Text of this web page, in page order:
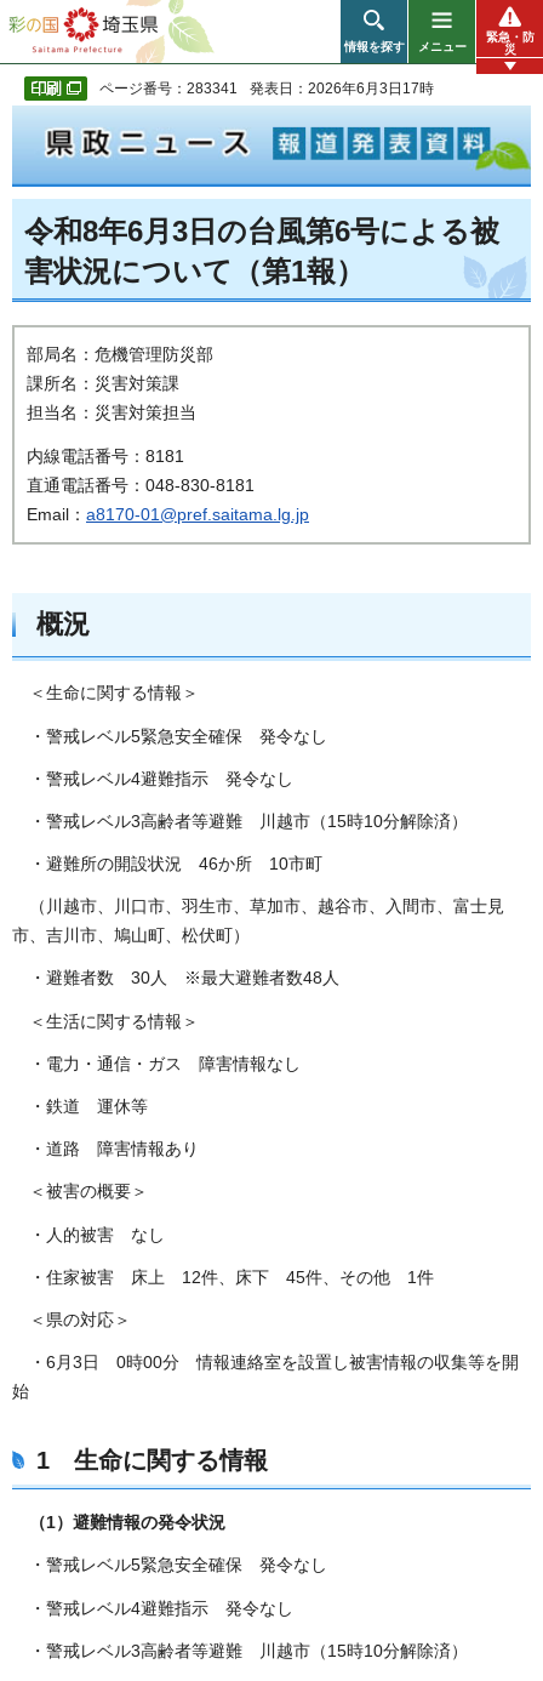
彩の国 埼玉県
情報を探す メニュー
緊急・防
災
ページ番号：283341 発表日：2026年6月3日17時
令和8年6月3日の台風第6号による被
害状況について（第1報）
部局名：危機管理防災部
課所名：災害対策課
担当名：災害対策担当
内線電話番号：8181
直通電話番号：048-830-8181
Email： a8170-01@pref.saitama.lg.jp
概況
＜生命に関する情報＞
・警戒レベル5緊急安全確保 発令なし
・警戒レベル4避難指示 発令なし
・警戒レベル3高齢者等避難 川越市（15時10分解除済）
・避難所の開設状況 46か所 10市町
（川越市、川口市、羽生市、草加市、越谷市、入間市、富士見
市、吉川市、鳩山町、松伏町）
・避難者数 30人 ※最大避難者数48人
＜生活に関する情報＞
・電力・通信・ガス 障害情報なし
・鉄道 運休等
・道路 障害情報あり
＜被害の概要＞
・人的被害 なし
・住家被害 床上 12件、床下 45件、その他 1件
＜県の対応＞
・6月3日 0時00分 情報連絡室を設置し被害情報の収集等を開
始
1 生命に関する情報
（1）避難情報の発令状況
・警戒レベル5緊急安全確保 発令なし
・警戒レベル4避難指示 発令なし
・警戒レベル3高齢者等避難 川越市（15時10分解除済）